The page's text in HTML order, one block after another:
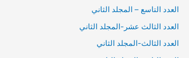
العدد التاسع – المجلد الثاني
العدد الثالث عشر-المجلد الثاني
العدد الثالث-المجلد الثاني